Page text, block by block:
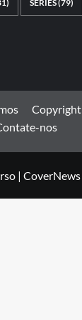
SÉRIES(79)
Copyright
nos
| CoverNews